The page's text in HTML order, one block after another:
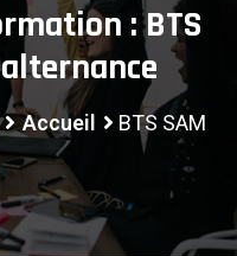
: BTS
Accueil BTS SAM